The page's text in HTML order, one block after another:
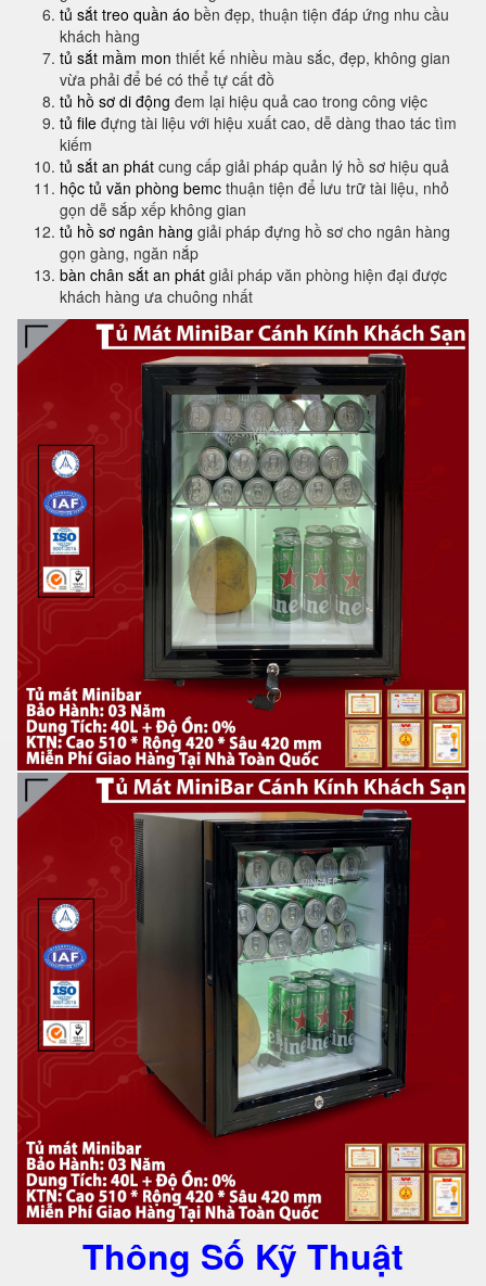
tủ sắt treo quần áo bền đẹp, thuận tiện đáp ứng nhu cầu
khách hàng
tủ sắt mầm mon thiết kế nhiều màu sắc, đẹp, không gian
vừa phải để bé có thể tự cất đồ
tủ hồ sơ di động đem lại hiệu quả cao trong công việc
tủ file đựng tài liệu với hiệu xuất cao, dễ dàng thao tác tìm
kiếm
tủ sắt an phát cung cấp giải pháp quản lý hồ sơ hiệu quả
hộc tủ văn phòng bemc thuận tiện để lưu trữ tài liệu, nhỏ
gọn dễ sắp xếp không gian
tủ hồ sơ ngân hàng giải pháp đựng hồ sơ cho ngân hàng
gọn gàng, ngăn nắp
bàn chân sắt an phát giải pháp văn phòng hiện đại được
khách hàng ưa chuông nhất
Thông Số Kỹ Thuật